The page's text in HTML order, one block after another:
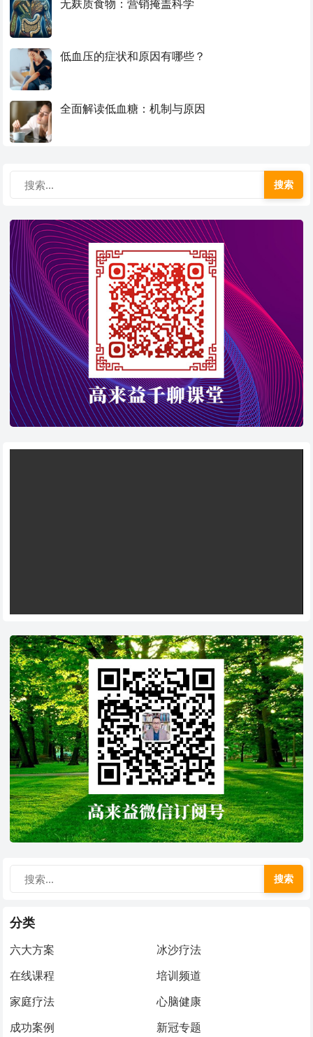
无麸质食物：营销掩盖科学
低血压的症状和原因有哪些？
全面解读低血糖：机制与原因
搜索
搜索
分类
六大方案
冰沙疗法
在线课程
培训频道
家庭疗法
心脑健康
成功案例
新冠专题